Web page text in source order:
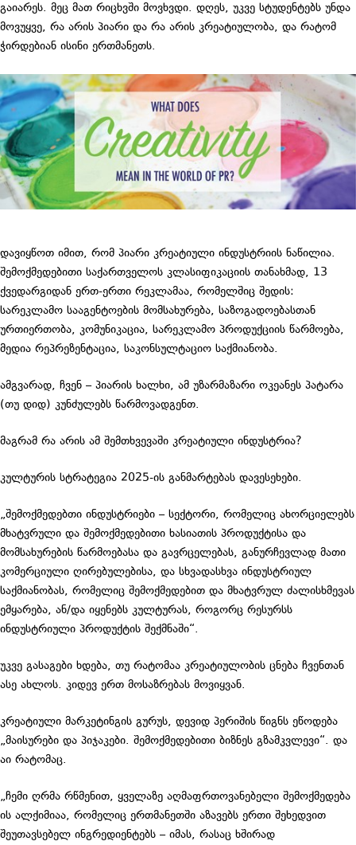
გაიარეს. მეც მათ რიცხვში მოვხვდი. დღეს, უკვე სტუდენტებს უნდა
მოვუყვე, რა არის პიარი და რა არის კრეატიულობა, და რატომ
ჭირდებიან ისინი ერთმანეთს.
დავიყწოთ იმით, რომ პიარი კრეატიული ინდუსტრიის ნაწილია.
შემოქმედებითი საქართველოს კლასიფიკაციის თანახმად, 13
ქვედარგიდან ერთ-ერთი რეკლამაა, რომელშიც შედის:
სარეკლამო სააგენტოების მომსახურება, საზოგადოებასთან
ურთიერთობა, კომუნიკაცია, სარეკლამო პროდუქციის წარმოება,
მედია რეპრეზენტაცია, საკონსულტაციო საქმიანობა.
ამგვარად, ჩვენ – პიარის ხალხი, ამ უზარმაზარი ოკეანეს პატარა
(თუ დიდ) კუნძულებს წარმოვადგენთ.
მაგრამ რა არის ამ შემთხვევაში კრეატიული ინდუსტრია?
კულტურის სტრატეგია 2025-ის განმარტებას დავესეხები.
„შემოქმედებთი ინდუსტრიები – სექტორი, რომელიც ახორციელებს
მხატვრული და შემოქმედებითი ხასიათის პროდუქტისა და
მომსახურების წარმოებასა და გავრცელებას, განურჩევლად მათი
კომერციული ღირებულებისა, და სხვადასხვა ინდუსტრიულ
საქმიანობას, რომელიც შემოქმედებით და მხატვრულ ძალისხმევას
ემყარება, ან/და იყენებს კულტურას, როგორც რესურსს
ინდუსტრიული პროდუქტის შექმნაში“.
უკვე გასაგები ხდება, თუ რატომაა კრეატიულობის ცნება ჩვენთან
ასე ახლოს. კიდევ ერთ მოსაზრებას მოვიყვან.
კრეატიული მარკეტინგის გურუს, დევიდ პერიშის წიგნს ეწოდება
„მაისურები და პიჯაკები. შემოქმედებითი ბიზნეს გზამკვლევი“. და
აი რატომაც.
„ჩემი ღრმა რწმენით, ყველაზე აღმაფრთოვანებელი შემოქმედება
ის ალქიმიაა, რომელიც ერთმანეთში აზავებს ერთი შეხედვით
შეუთავსებელ ინგრედიენტებს – იმას, რასაც ხშირად